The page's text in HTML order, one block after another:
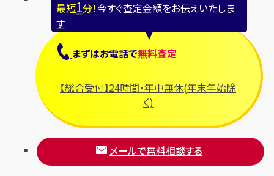
最短1分！今すぐ査定金額をお伝えいたしま
す
まずはお電話で無料査定
【総合受付】24時間・年中無休(年末年始除
く)
メールで無料相談する